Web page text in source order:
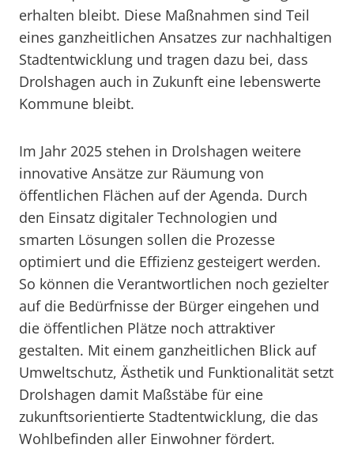
erhalten bleibt. Diese Maßnahmen sind Teil
eines ganzheitlichen Ansatzes zur nachhaltigen
Stadtentwicklung und tragen dazu bei, dass
Drolshagen auch in Zukunft eine lebenswerte
Kommune bleibt.
Im Jahr 2025 stehen in Drolshagen weitere
innovative Ansätze zur Räumung von
öffentlichen Flächen auf der Agenda. Durch
den Einsatz digitaler Technologien und
smarten Lösungen sollen die Prozesse
optimiert und die Effizienz gesteigert werden.
So können die Verantwortlichen noch gezielter
auf die Bedürfnisse der Bürger eingehen und
die öffentlichen Plätze noch attraktiver
gestalten. Mit einem ganzheitlichen Blick auf
Umweltschutz, Ästhetik und Funktionalität setzt
Drolshagen damit Maßstäbe für eine
zukunftsorientierte Stadtentwicklung, die das
Wohlbefinden aller Einwohner fördert.